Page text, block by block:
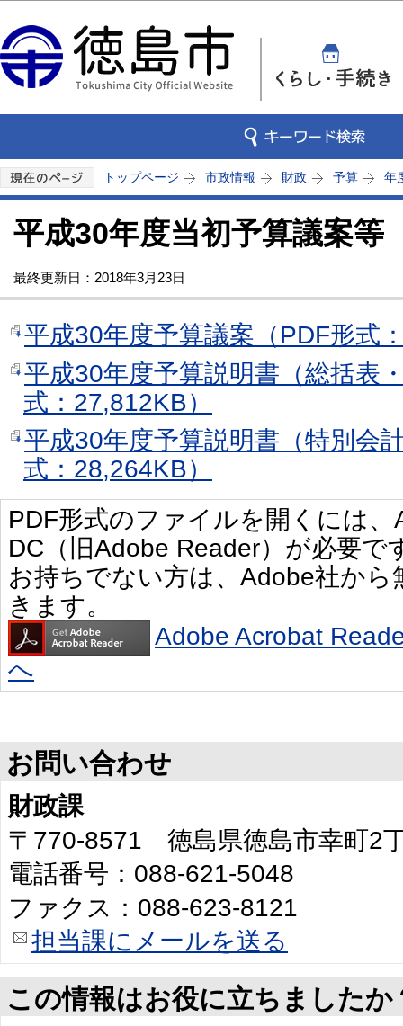
トップページ 市政情報 財政 予算 年
平成30年度当初予算議案等
最終更新日：2018年3月23日
平成30年度予算議案（PDF形式
平成30年度予算説明書（総括表
式：27,812KB）
平成30年度予算説明書（特別会
式：28,264KB）
PDF形式のファイルを開くには
DC（旧Adobe Reader）が必要で
お持ちでない方は、Adobe社か
きます。
Adobe Acrobat
へ
お問い合わせ
財政課
〒770-8571 徳島県徳島市幸町2
電話番号：088-621-5048
ファクス：088-623-8121
担当課にメールを送る
この情報はお役に立ちましたか